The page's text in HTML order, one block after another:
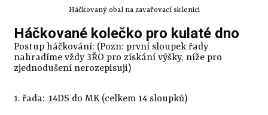
Háčkovaný obal na zavařovací sklenici
Háčkované kolečko pro kulaté dno
Postup háčkování: (Pozn: první sloupek řady
nahradíme vždy 3ŘO pro získání výšky, níže pro
zjednodušení nerozepisuji)
1. řada: 14DS do MK (celkem 14 sloupků)